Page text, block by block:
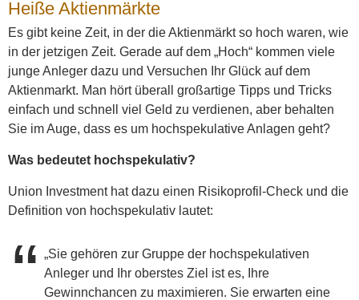
Heiße Aktienmärkte
Es gibt keine Zeit, in der die Aktienmärkt so hoch waren, wie
in der jetzigen Zeit. Gerade auf dem „Hoch“ kommen viele
junge Anleger dazu und Versuchen Ihr Glück auf dem
Aktienmarkt. Man hört überall großartige Tipps und Tricks
einfach und schnell viel Geld zu verdienen, aber behalten
Sie im Auge, dass es um hochspekulative Anlagen geht?
Was bedeutet hochspekulativ?
Union Investment hat dazu einen Risikoprofil-Check und die
Definition von hochspekulativ lautet:
„Sie gehören zur Gruppe der hochspekulativen
Anleger und Ihr oberstes Ziel ist es, Ihre
Gewinnchancen zu maximieren. Sie erwarten eine